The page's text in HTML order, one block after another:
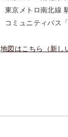
東京メトロ南北線
コミュニティバス
地図はこちら（新し